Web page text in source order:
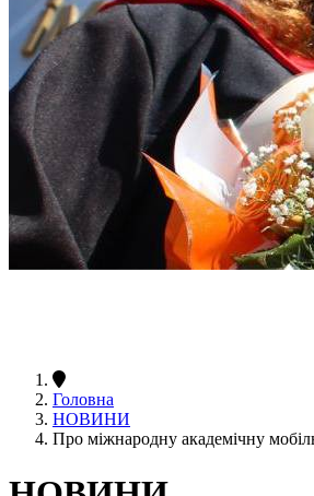
Головна
НОВИНИ
Про міжнародну академічну